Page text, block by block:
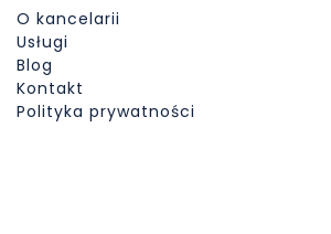
O kancelarii
Usługi
Blog
Kontakt
Polityka prywatności